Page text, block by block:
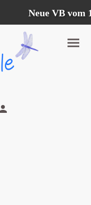
Neue VB vom